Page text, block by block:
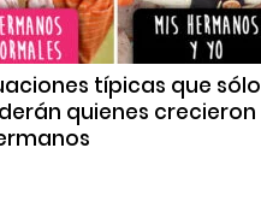
típicas que sólo
quienes crecieron